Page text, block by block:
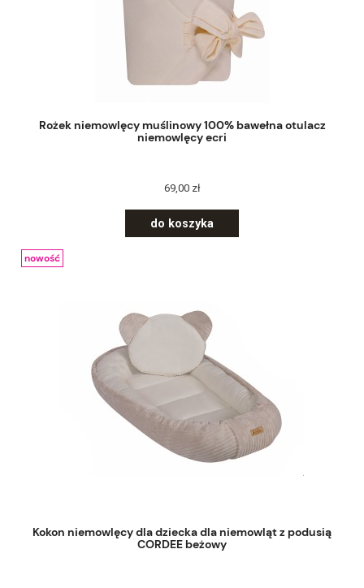
Rożek niemowlęcy muślinowy 100% bawełna otulacz
niemowlęcy ecri
69,00 zł
do koszyka
Kokon niemowlęcy dla dziecka dla niemowląt z podusią
CORDEE beżowy
nowość